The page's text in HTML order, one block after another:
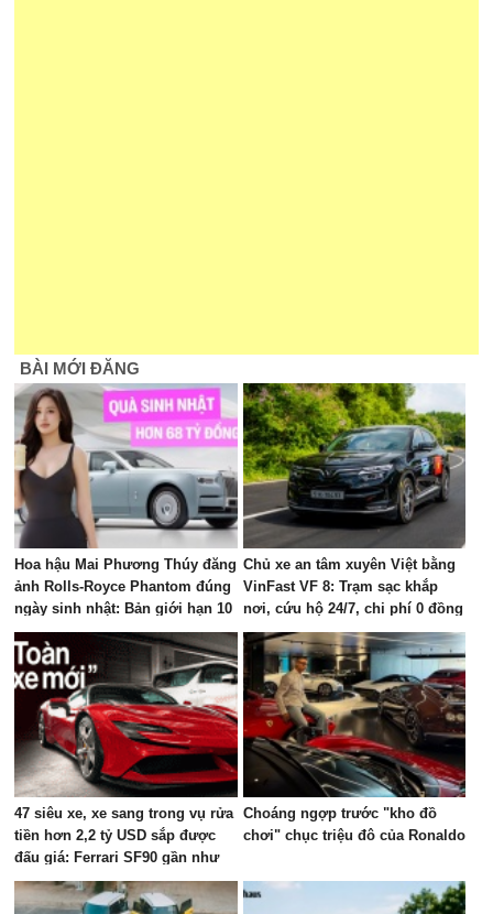
BÀI MỚI ĐĂNG
Hoa hậu Mai Phương Thúy đăng
ảnh Rolls-Royce Phantom đúng
ngày sinh nhật: Bản giới hạn 10
chiếc toàn cầu, giá quy đổi gần
68 tỷ đồng
Chủ xe an tâm xuyên Việt bằng
VinFast VF 8: Trạm sạc khắp
nơi, cứu hộ 24/7, chi phí 0 đồng
47 siêu xe, xe sang trong vụ rửa
tiền hơn 2,2 tỷ USD sắp được
đấu giá: Ferrari SF90 gần như
mới, Rolls-Royce xếp hàng dài
Choáng ngợp trước "kho đồ
chơi" chục triệu đô của Ronaldo